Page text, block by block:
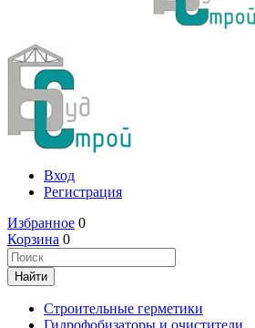
Вход
Регистрация
Избранное 0
Корзина 0
Строительные герметики
Гидрофобизаторы и очистители